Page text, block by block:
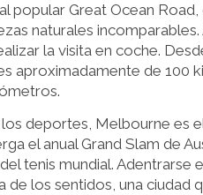
popular Great Ocean
naturales incomparables.
la visita en coche.
aproximadamente de 100
deportes, Melbourne es
el anual Grand Slam de
tenis mundial. Adentrarse
de los sentidos, una ciudad